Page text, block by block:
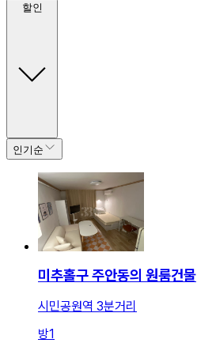
할인
인기순
미추홀구 주안동의 원룸건물
시민공원역 3분거리
방1